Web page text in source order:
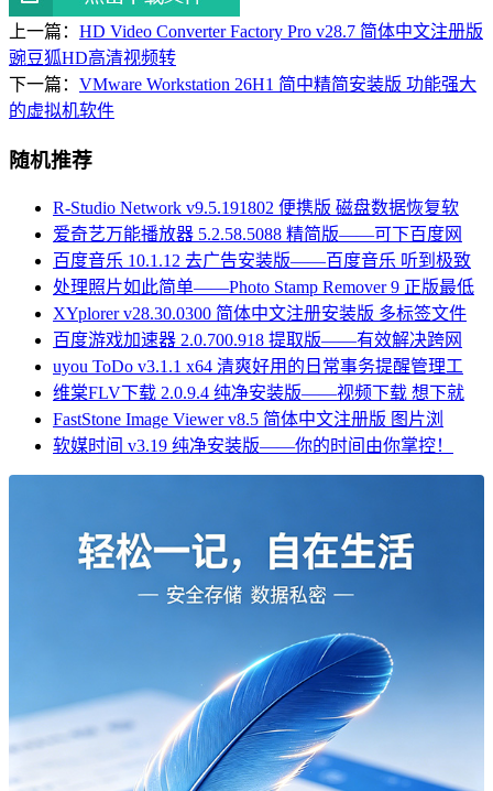
上一篇： HD Video Converter Factory Pro v28.7 简体中文注册版
豌豆狐HD高清视频转
下一篇： VMware Workstation 26H1 简中精简安装版 功能强大
的虚拟机软件
随机推荐
R-Studio Network v9.5.191802 便携版 磁盘数据恢复软
爱奇艺万能播放器 5.2.58.5088 精简版——可下百度网
百度音乐 10.1.12 去广告安装版——百度音乐 听到极致
处理照片如此简单——Photo Stamp Remover 9 正版最低
XYplorer v28.30.0300 简体中文注册安装版 多标签文件
百度游戏加速器 2.0.700.918 提取版——有效解决跨网
uyou ToDo v3.1.1 x64 清爽好用的日常事务提醒管理工
维棠FLV下载 2.0.9.4 纯净安装版——视频下载 想下就
FastStone Image Viewer v8.5 简体中文注册版 图片浏
软媒时间 v3.19 纯净安装版——你的时间由你掌控！